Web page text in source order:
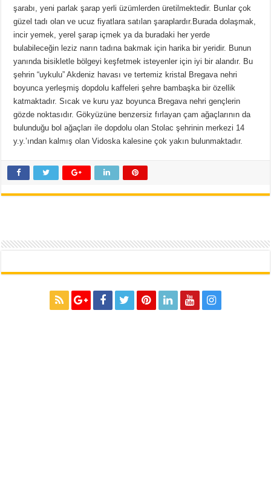
şarabı, yeni parlak şarap yerli üzümlerden üretilmektedir. Bunlar çok
güzel tadı olan ve ucuz fiyatlara satılan şaraplardır.Burada dolaşmak,
incir yemek, yerel şarap içmek ya da buradaki her yerde
bulabileceğin leziz narın tadına bakmak için harika bir yeridir. Bunun
yanında bisikletle bölgeyi keşfetmek isteyenler için iyi bir alandır. Bu
şehrin “uykulu” Akdeniz havası ve tertemiz kristal Bregava nehri
boyunca yerleşmiş dopdolu kaffeleri şehre bambaşka bir özellik
katmaktadır. Sıcak ve kuru yaz boyunca Bregava nehri gençlerin
gözde noktasıdır. Gökyüzüne benzersiz fırlayan çam ağaçlarının da
bulunduğu bol ağaçları ile dopdolu olan Stolac şehrinin merkezi 14
y.y.’ından kalmış olan Vidoska kalesine çok yakın bulunmaktadır.